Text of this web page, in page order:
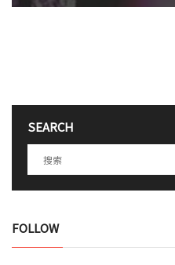
SEARCH
FOLLOW